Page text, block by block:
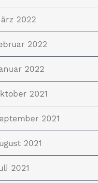
2022
2022
2022
2021
2021
2021
2021